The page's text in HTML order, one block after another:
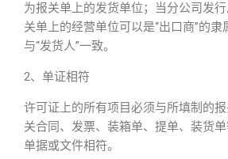
为报关单上的发货单位；当分公司发
关单上的经营单位可以是“出口商”的
与“发货人”一致。
2、单证相符
许可证上的所有项目必须与所填制的
关合同、发票、装箱单、提单、装货
单据或文件相符。